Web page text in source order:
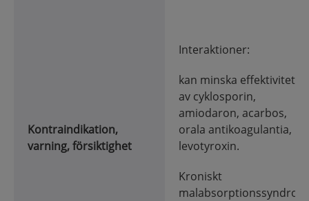
Kontraindikation,
varning, försiktighet
Interaktioner:
kan minska effektiviteten
av cyklosporin,
amiodaron, acarbos,
orala antikoagulantia,
levotyroxin.
Kroniskt